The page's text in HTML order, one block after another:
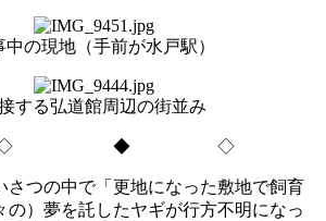
中の現地（手前が水戸駅）
する弘道館周辺の街並み
◆ ◇
つの中で「更地になった敷地で飼育
の）夢を託したヤギが行方不明になっ